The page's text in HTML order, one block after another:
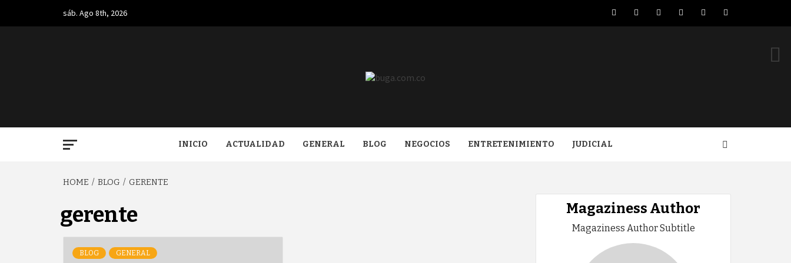
content
sáb. Ago 8th, 2026 FacebookTwitterLinkedIn
VK YouTubeInstagram
BUGA.COM.CO
INICIO ACTUALIDAD GENERAL BLOG NEGOCIOS ENTRETENIMIENTO JUDICIAL
HOME BLOG GERENTE
gerente
BLOG GENERAL
Magaziness Author
Magaziness Author Subtitle